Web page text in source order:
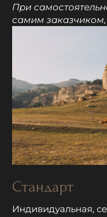
При
самим
Стандарт
Индивидуальная,